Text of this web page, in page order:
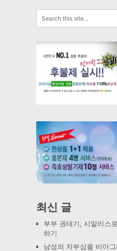
최신 글
부부 권태기, 시알리스
하기
남성의 자부심을 비아